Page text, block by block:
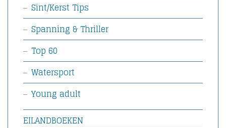
Sint/Kerst Tips
Spanning & Thriller
Top 60
Watersport
Young adult
EILANDBOEKEN